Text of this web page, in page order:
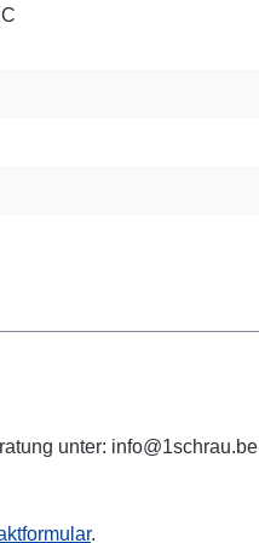
unter: info@1schrau.be
.